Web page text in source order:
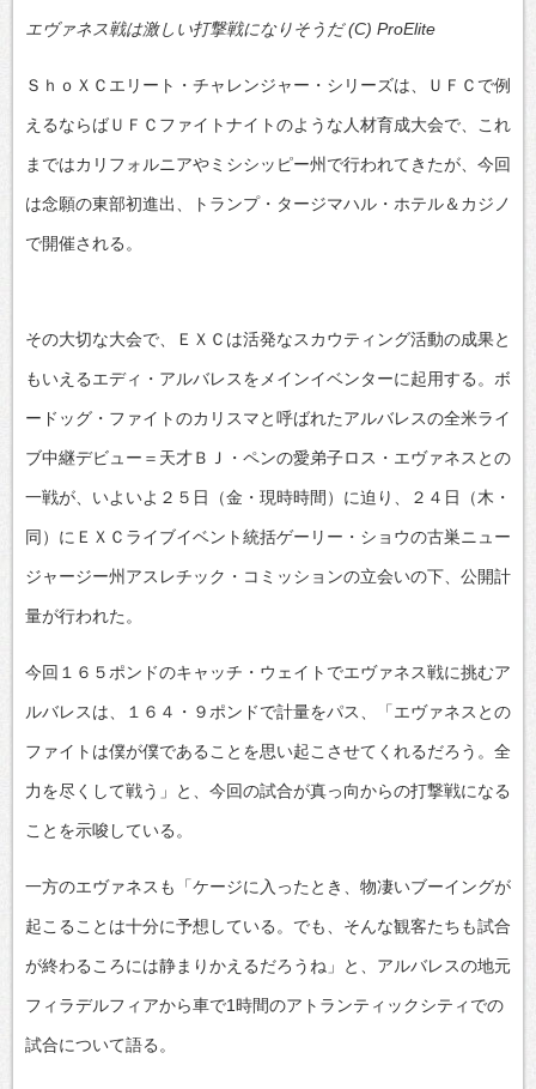
エヴァネス戦は激しい打撃戦になりそうだ (C) ProElite
ＳｈｏＸＣエリート・チャレンジャー・シリーズは、ＵＦＣで例
えるならばＵＦＣファイトナイトのような人材育成大会で、これ
まではカリフォルニアやミシシッピー州で行われてきたが、今回
は念願の東部初進出、トランプ・タージマハル・ホテル＆カジノ
で開催される。
その大切な大会で、ＥＸＣは活発なスカウティング活動の成果と
もいえるエディ・アルバレスをメインイベンターに起用する。ボ
ードッグ・ファイトのカリスマと呼ばれたアルバレスの全米ライ
ブ中継デビュー＝天才ＢＪ・ペンの愛弟子ロス・エヴァネスとの
一戦が、いよいよ２５日（金・現時時間）に迫り、２４日（木・
同）にＥＸＣライブイベント統括ゲーリー・ショウの古巣ニュー
ジャージー州アスレチック・コミッションの立会いの下、公開計
量が行われた。
今回１６５ポンドのキャッチ・ウェイトでエヴァネス戦に挑むア
ルバレスは、１６４・９ポンドで計量をパス、「エヴァネスとの
ファイトは僕が僕であることを思い起こさせてくれるだろう。全
力を尽くして戦う」と、今回の試合が真っ向からの打撃戦になる
ことを示唆している。
一方のエヴァネスも「ケージに入ったとき、物凄いブーイングが
起こることは十分に予想している。でも、そんな観客たちも試合
が終わるころには静まりかえるだろうね」と、アルバレスの地元
フィラデルフィアから車で1時間のアトランティックシティでの
試合について語る。